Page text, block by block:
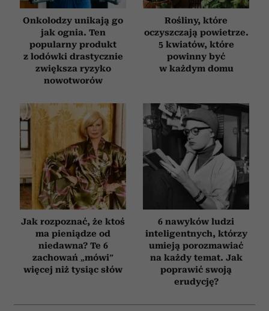
Onkolodzy unikają go
jak ognia. Ten
popularny produkt
z lodówki drastycznie
zwiększa ryzyko
nowotworów
Rośliny, które
oczyszczają powietrze.
5 kwiatów, które
powinny być
w każdym domu
Jak rozpoznać, że ktoś
ma pieniądze od
niedawna? Te 6
zachowań „mówi”
więcej niż tysiąc słów
6 nawyków ludzi
inteligentnych, którzy
umieją porozmawiać
na każdy temat. Jak
poprawić swoją
erudycję?